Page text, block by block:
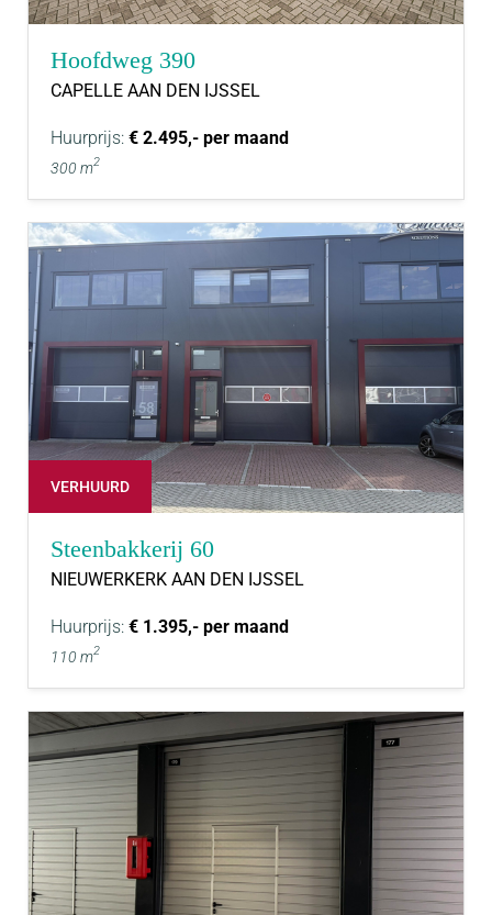
Hoofdweg 390
CAPELLE AAN DEN IJSSEL
Huurprijs: € 2.495,- per maand
300 m2
VERHUURD
Steenbakkerij 60
NIEUWERKERK AAN DEN IJSSEL
Huurprijs: € 1.395,- per maand
110 m2